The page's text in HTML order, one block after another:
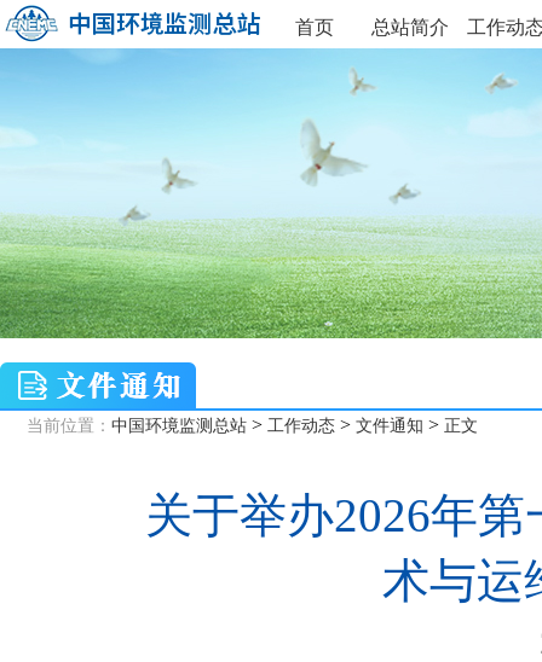
首页 总站简介 工作动
当前位置： 中国环境监测总站 > 工作动态 > 文件通知 > 正文
关于举办2026年
术与运